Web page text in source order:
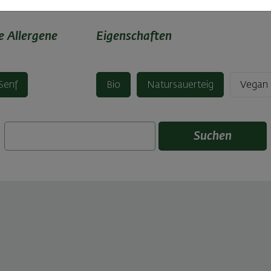
Allergene Eigenschaften
Bio Natursauerteig Vegan
Suchen